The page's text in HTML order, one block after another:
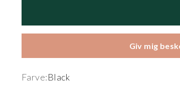
Giv mig
Farve:Black